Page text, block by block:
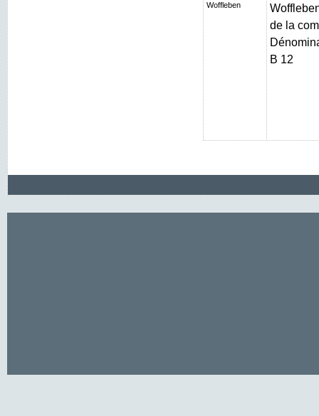
Woffleben
de la
B 12